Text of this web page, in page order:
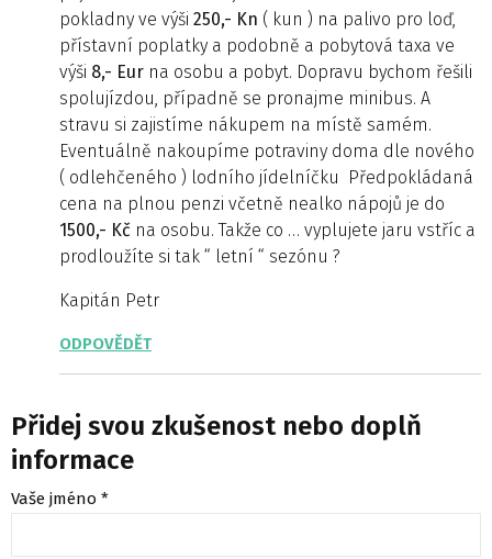
pokladny ve výši 250,- Kn ( kun ) na palivo pro loď,
přístavní poplatky a podobně a pobytová taxa ve
výši 8,- Eur na osobu a pobyt. Dopravu bychom řešili
spolujízdou, případně se pronajme minibus. A
stravu si zajistíme nákupem na místě samém.
Eventuálně nakoupíme potraviny doma dle nového
( odlehčeného ) lodního jídelníčku Předpokládaná
cena na plnou penzi včetně nealko nápojů je do
1500,- Kč na osobu. Takže co … vyplujete jaru vstříc a
prodloužíte si tak “ letní “ sezónu ?
Kapitán Petr
ODPOVĚDĚT
Přidej svou zkušenost nebo doplň
informace
Vaše jméno *